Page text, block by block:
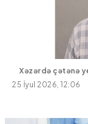
Xəzərdə çətənə
25 İyul 2026, 12:06